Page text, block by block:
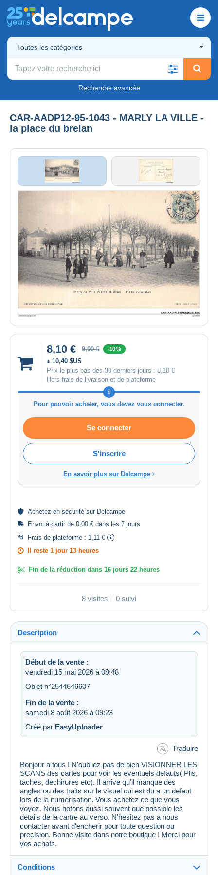
Toutes les catégories
Recherche avancée
CAR-AADP12-95-1043 - MARLY LA VILLE -
la place du brelan
8,10 € 9,00 € -10 %
± 10,40 $US
Prix le plus bas des 30 derniers jours : 8,10 €
Hors frais de livraison et de plateforme
Pour pouvoir acheter, vous devez vous connecter.
Se connecter
S'inscrire
En savoir plus sur Delcampe
Achetez en sécurité sur Delcampe
Envoi à partir de 0,00 € dans les 7 jours
Frais de plateforme : 1,11 €
Il reste 1 jour 13 heures
Fin de la réduction dans 16 jours 22 heures
8 visites 0 suivi
Description
Début de la vente :
vendredi 15 mai 2026 à 09:48
Objet n°2544646607
Fin de la vente :
samedi 8 août 2026 à 09:23
Créé par EasyUploader
Traduire
Bonjour a tous ! N'oubliez pas de bien VISIONNER LES
SCANS des cartes pour voir les eventuels defauts( Plis,
taches, dechirures etc). Il arrive qu'il manque des
angles ou des traits sur le visuel qui est du a un defaut
lors de la numerisation. Vous achetez ce que vous
voyez. Nous notons aussi souvent que possible les
details de la cartre au verso. N'hesitez pas a nous
contacter avant d'encherir pour toute question ou
precision. Bonne visite dans notre boutique ! Merci pour
vos achats.
Conditions